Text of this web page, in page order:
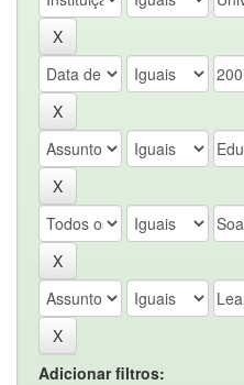
Adicionar filtros: